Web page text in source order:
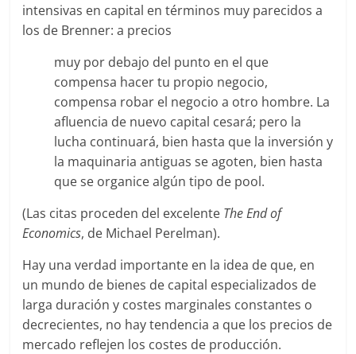
intensivas en capital en términos muy parecidos a
los de Brenner: a precios
muy por debajo del punto en el que
compensa hacer tu propio negocio,
compensa robar el negocio a otro hombre. La
afluencia de nuevo capital cesará; pero la
lucha continuará, bien hasta que la inversión y
la maquinaria antiguas se agoten, bien hasta
que se organice algún tipo de pool.
(Las citas proceden del excelente The End of
Economics, de Michael Perelman).
Hay una verdad importante en la idea de que, en
un mundo de bienes de capital especializados de
larga duración y costes marginales constantes o
decrecientes, no hay tendencia a que los precios de
mercado reflejen los costes de producción.